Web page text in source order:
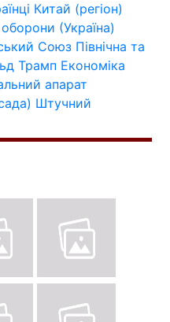
Китай (регіон)
(Україна)
Союз Північна та
Трамп Економіка
апарат
Штучний